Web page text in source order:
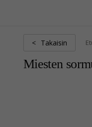
< Takaisin
Miesten